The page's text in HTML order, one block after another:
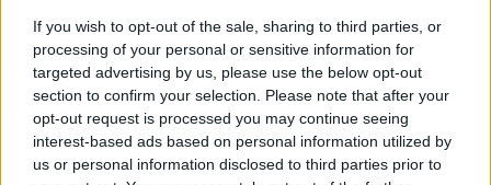
If you wish to opt-out of the sale, sharing to third parties, or
processing of your personal or sensitive information for
targeted advertising by us, please use the below opt-out
section to confirm your selection. Please note that after your
opt-out request is processed you may continue seeing
interest-based ads based on personal information utilized by
us or personal information disclosed to third parties prior to
Eladó adatai
Eladó:Műgyűjtők Háza Kft.
Cím: Dudás Attila
Műgyűjtők Háza kft.